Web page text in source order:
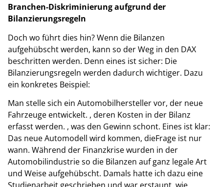
Branchen-Diskriminierung aufgrund der
Bilanzierungsregeln
Doch wo führt dies hin? Wenn die Bilanzen
aufgehübscht werden, kann so der Weg in den DAX
beschritten werden. Denn eines ist sicher: Die
Bilanzierungsregeln werden dadurch wichtiger. Dazu
ein konkretes Beispiel:
Man stelle sich ein Automobilhersteller vor, der neue
Fahrzeuge entwickelt. , deren Kosten in der Bilanz
erfasst werden. , was den Gewinn schont. Eines ist klar:
Das neue Automodell wird kommen, dieFrage ist nur
wann. Während der Finanzkrise wurden in der
Automobilindustrie so die Bilanzen auf ganz legale Art
und Weise aufgehübscht. Damals hatte ich dazu eine